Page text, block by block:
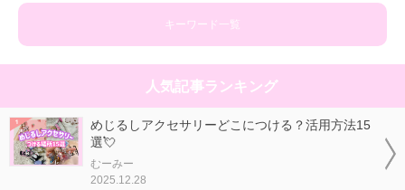
キーワード一覧
人気記事ランキング
めじるしアクセサリーどこにつける？活用方法15
選💘
むーみー
2025.12.28